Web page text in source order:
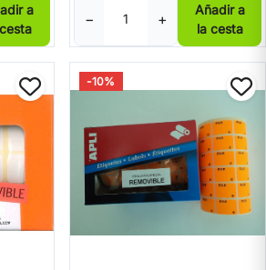
a
− +
Añadir a
la cesta
-10%